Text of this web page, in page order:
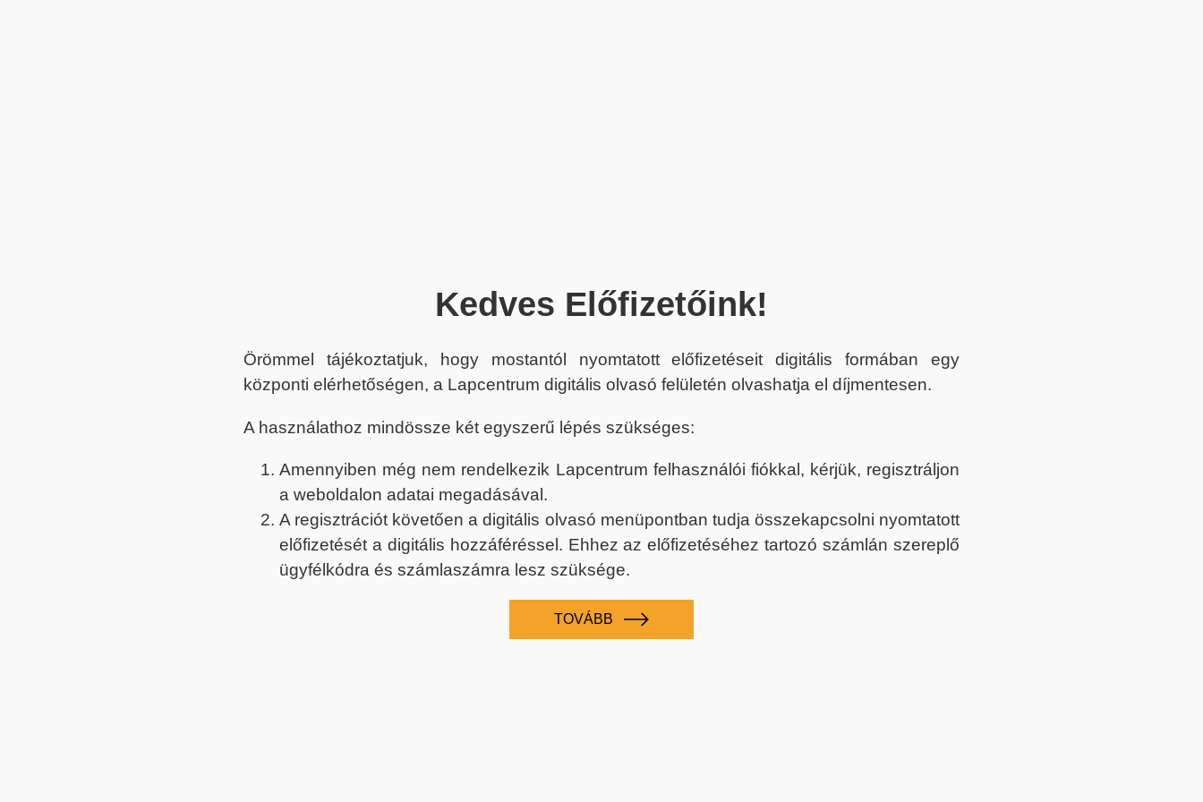
Kedves Előfizetőink!
Örömmel tájékoztatjuk, hogy mostantól nyomtatott előfizetéseit digitális formában egy
központi elérhetőségen, a Lapcentrum digitális olvasó felületén olvashatja el díjmentesen.
A használathoz mindössze két egyszerű lépés szükséges:
Amennyiben még nem rendelkezik Lapcentrum felhasználói fiókkal, kérjük, regisztráljon
a weboldalon adatai megadásával.
A regisztrációt követően a digitális olvasó menüpontban tudja összekapcsolni nyomtatott
előfizetését a digitális hozzáféréssel. Ehhez az előfizetéséhez tartozó számlán szereplő
ügyfélkódra és számlaszámra lesz szüksége.
TOVÁBB